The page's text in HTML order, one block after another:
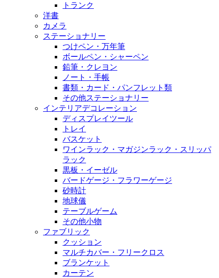
トランク
洋書
カメラ
ステーショナリー
つけペン・万年筆
ボールペン・シャーペン
鉛筆・クレヨン
ノート・手帳
書類・カード・パンフレット類
その他ステーショナリー
インテリアデコレーション
ディスプレイツール
トレイ
バスケット
ワインラック・マガジンラック・スリッパ
ラック
黒板・イーゼル
バードゲージ・フラワーゲージ
砂時計
地球儀
テーブルゲーム
その他小物
ファブリック
クッション
マルチカバー・フリークロス
ブランケット
カーテン